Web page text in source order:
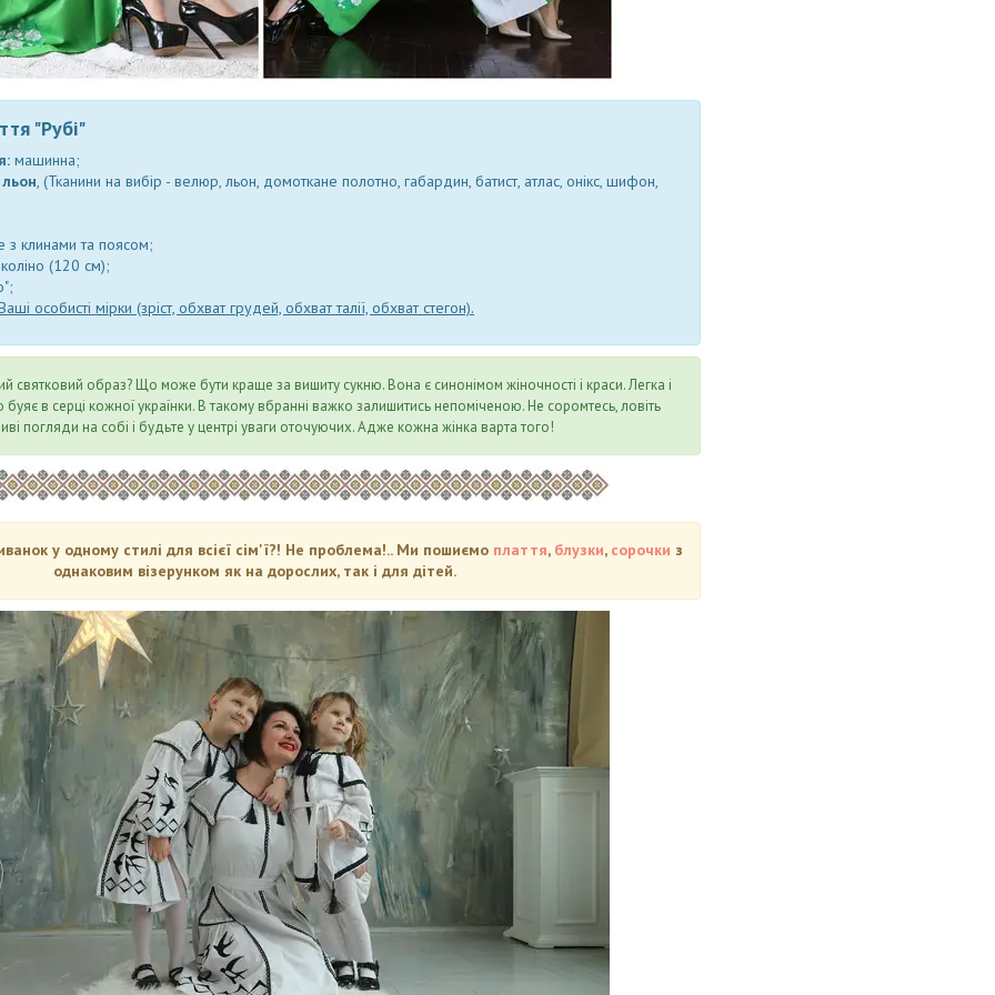
"Рубі"
машинна;
льон, (Тканини на вибір - велюр, льон, домоткане полотно, габардин, батист, атлас, онікс, шифон,
з клинами та поясом;
(120 см);
особисті мірки (зріст, обхват грудей, обхват талії, обхват стегон).
святковий образ? Що може бути краще за вишиту сукню. Вона є синонімом жіночності і краси. Легка і
в серці кожної українки. В такому вбранні важко залишитись непоміченою. Не соромтесь, ловіть
погляди на собі і будьте у центрі уваги оточуючих. Адже кожна жінка варта того!
у одному стилі для всієї сім'ї?! Не проблема!.. Ми пошиємо плаття, блузки, сорочки з
однаковим візерунком як на дорослих, так і для дітей.